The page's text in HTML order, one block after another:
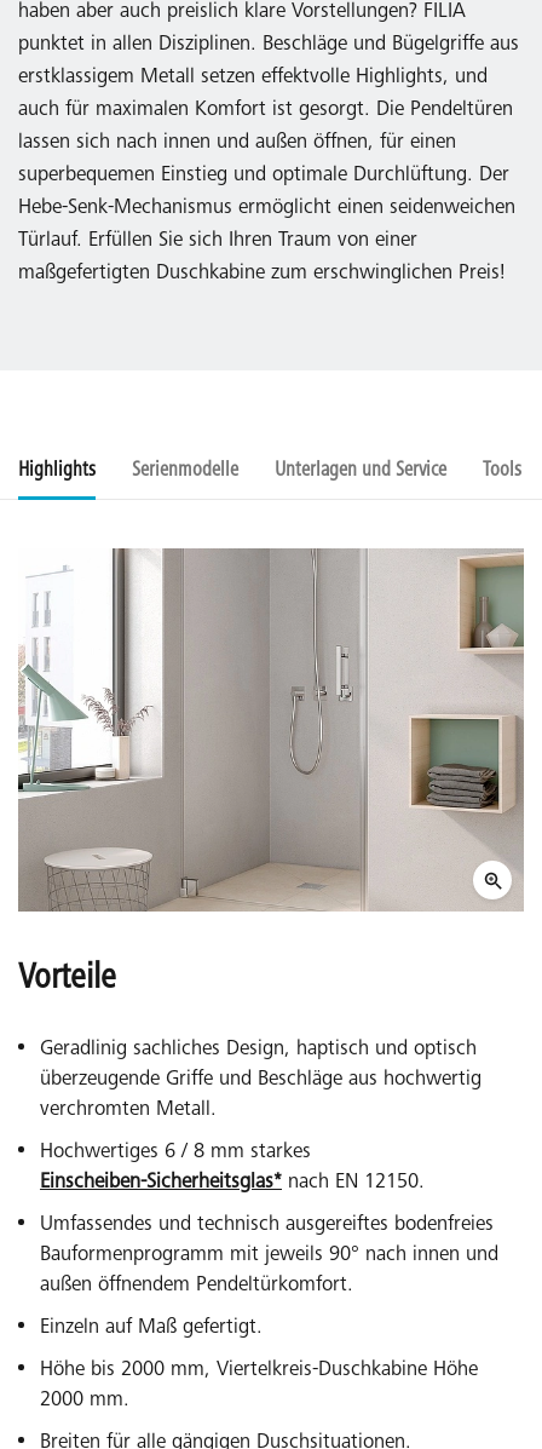
haben aber auch preislich klare Vorstellungen? FILIA
punktet in allen Disziplinen. Beschläge und Bügelgriffe aus
erstklassigem Metall setzen effektvolle Highlights, und
auch für maximalen Komfort ist gesorgt. Die Pendeltüren
lassen sich nach innen und außen öffnen, für einen
superbequemen Einstieg und optimale Durchlüftung. Der
Hebe-Senk-Mechanismus ermöglicht einen seidenweichen
Türlauf. Erfüllen Sie sich Ihren Traum von einer
maßgefertigten Duschkabine zum erschwinglichen Preis!
Highlights Serienmodelle Unterlagen und Service Tools
Vorteile
Geradlinig sachliches Design, haptisch und optisch
überzeugende Griffe und Beschläge aus hochwertig
verchromten Metall.
Hochwertiges 6 / 8 mm starkes
Einscheiben-Sicherheitsglas* nach EN 12150.
Umfassendes und technisch ausgereiftes bodenfreies
Bauformenprogramm mit jeweils 90° nach innen und
außen öffnendem Pendeltürkomfort.
Einzeln auf Maß gefertigt.
Höhe bis 2000 mm, Viertelkreis-Duschkabine Höhe
2000 mm.
Breiten für alle gängigen Duschsituationen.